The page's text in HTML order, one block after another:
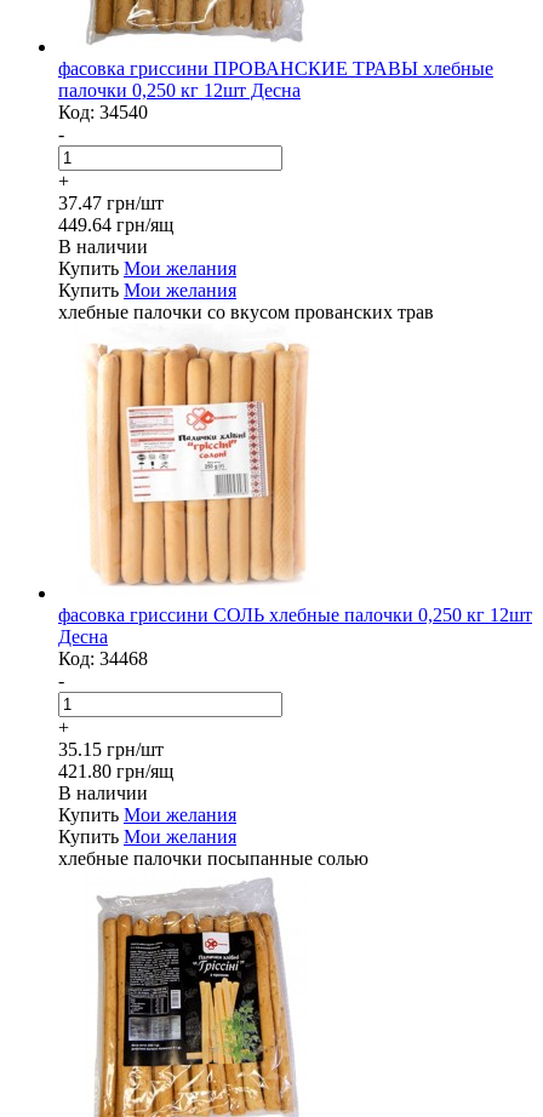
фасовка гриссини ПРОВАНСКИЕ ТРАВЫ хлебные
палочки 0,250 кг 12шт Десна
Код: 34540
-
+
37.47 грн/шт
449.64 грн/ящ
В наличии
Купить Мои желания
Купить Мои желания
хлебные палочки со вкусом прованских трав
фасовка гриссини СОЛЬ хлебные палочки 0,250 кг 12шт
Десна
Код: 34468
-
+
35.15 грн/шт
421.80 грн/ящ
В наличии
Купить Мои желания
Купить Мои желания
хлебные палочки посыпанные солью